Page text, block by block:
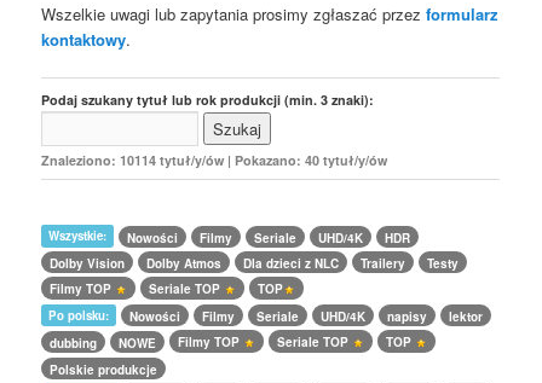
Wszelkie uwagi lub zapytania prosimy zgłaszać przezformularz
kontaktowy.
Podaj szukany tytuł lub rok produkcji (min. 3 znaki):
Znaleziono: 10114 tytuł/y/ów | Pokazano: 40 tytuł/y/ów
Wszystkie: Nowości Filmy Seriale UHD/4K
HDR
Dolby Vision
Dolby Atmos Dla dzieci z NLC Trailery
Testy
Filmy TOP
Seriale TOP
TOP
Po polsku:
Nowości Filmy Seriale UHD/4K napisy
lektor
dubbing
NOWE Filmy TOP Seriale TOP
TOP
Polskie produkcje